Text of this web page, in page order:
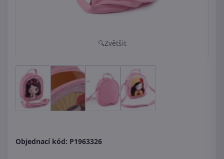
Zvětšit
Objednací kód: P1963326